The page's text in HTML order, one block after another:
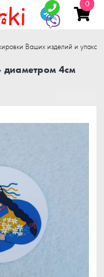
0
Ваших изделий и
диаметром 4см